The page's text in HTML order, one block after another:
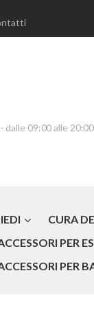
dalle 09:00 alle 20:00
CURA
PER
PER